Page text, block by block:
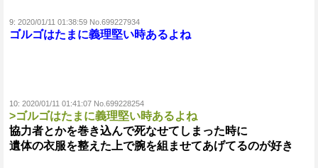
9: 2020/01/11 01:38:59 No.699227934
ゴルゴはたまに義理堅い時あるよね
10: 2020/01/11 01:41:07 No.699228254
>ゴルゴはたまに義理堅い時あるよね
協力者とかを巻き込んで死なせてしまった時に
遺体の衣服を整えた上で腕を組ませてあげてるのが好き